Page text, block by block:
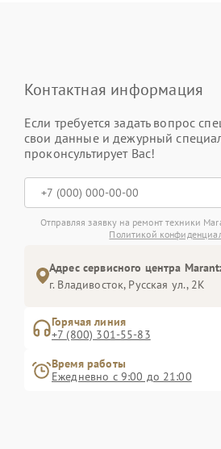
Контактная информация
Если требуется задать вопрос
свои данные и дежурный
проконсультирует Вас!
Отправляя заявку на ремонт техники
Политикой
Адрес сервисного центра
г. Владивосток, Русская ул., 2К
Горячая линия
+7 (800) 301-55-83
Время работы
Ежедневно с 9:00 до 21:00